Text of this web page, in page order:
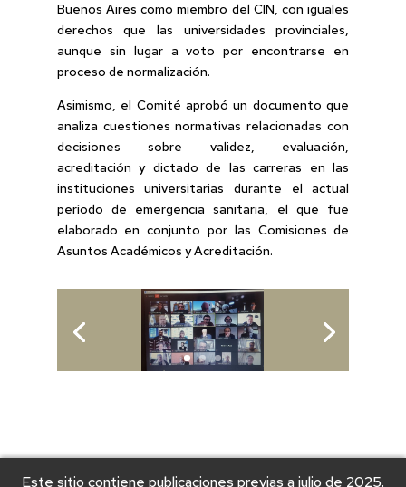
Buenos Aires como miembro del CIN, con iguales
derechos que las universidades provinciales,
aunque sin lugar a voto por encontrarse en
proceso de normalización.
Asimismo, el Comité aprobó un documento que
analiza cuestiones normativas relacionadas con
decisiones sobre validez, evaluación,
acreditación y dictado de las carreras en las
instituciones universitarias durante el actual
período de emergencia sanitaria, el que fue
elaborado en conjunto por las Comisiones de
Asuntos Académicos y Acreditación.
Este sitio contiene publicaciones previas a julio de 2025.